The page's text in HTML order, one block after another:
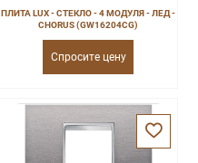
ПЛИТА LUX - СТЕКЛО - 4 МОДУЛЯ - ЛЕД -
CHORUS (GW16204CG)
Спросите цену